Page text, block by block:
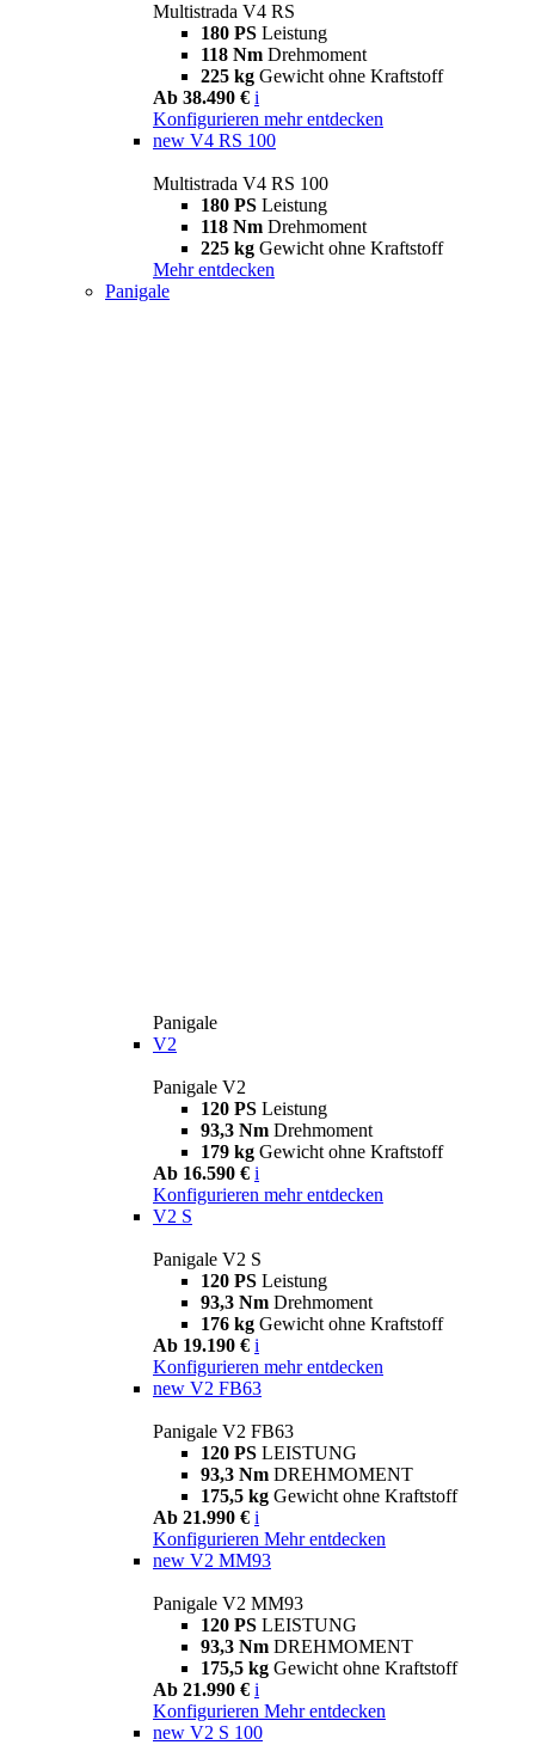
Multistrada V4 RS
180 PS Leistung
118 Nm Drehmoment
225 kg Gewicht ohne Kraftstoff
Ab 38.490 € i
Konfigurieren mehr entdecken
new V4 RS 100
Multistrada V4 RS 100
180 PS Leistung
118 Nm Drehmoment
225 kg Gewicht ohne Kraftstoff
Mehr entdecken
Panigale
Panigale
V2
Panigale V2
120 PS Leistung
93,3 Nm Drehmoment
179 kg Gewicht ohne Kraftstoff
Ab 16.590 € i
Konfigurieren mehr entdecken
V2 S
Panigale V2 S
120 PS Leistung
93,3 Nm Drehmoment
176 kg Gewicht ohne Kraftstoff
Ab 19.190 € i
Konfigurieren mehr entdecken
new V2 FB63
Panigale V2 FB63
120 PS LEISTUNG
93,3 Nm DREHMOMENT
175,5 kg Gewicht ohne Kraftstoff
Ab 21.990 € i
Konfigurieren Mehr entdecken
new V2 MM93
Panigale V2 MM93
120 PS LEISTUNG
93,3 Nm DREHMOMENT
175,5 kg Gewicht ohne Kraftstoff
Ab 21.990 € i
Konfigurieren Mehr entdecken
new V2 S 100